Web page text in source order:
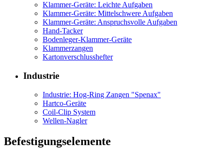
Klammer-Geräte: Leichte Aufgaben
Klammer-Geräte: Mittelschwere Aufgaben
Klammer-Geräte: Anspruchsvolle Aufgaben
Hand-Tacker
Bodenleger-Klammer-Geräte
Klammerzangen
Kartonverschlusshefter
Industrie
Industrie: Hog-Ring Zangen "Spenax"
Hartco-Geräte
Coil-Clip System
Wellen-Nagler
Befestigungselemente